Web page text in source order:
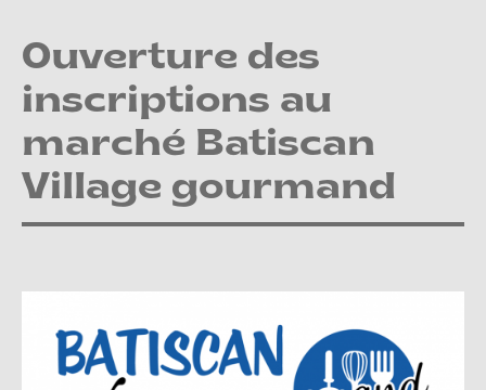
Ouverture des
inscriptions au
marché Batiscan
Village gourmand